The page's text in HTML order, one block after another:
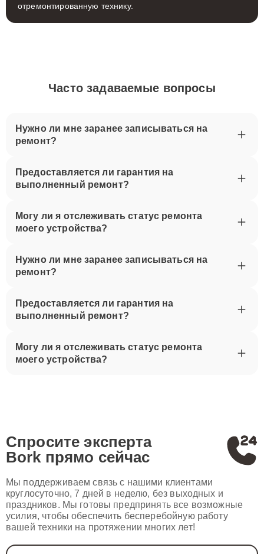
отремонтированную технику.
Часто задаваемые вопросы
Нужно ли мне заранее записываться на
ремонт?
Предоставляется ли гарантия на
выполненный ремонт?
Могу ли я отслеживать статус ремонта
моего устройства?
Нужно ли мне заранее записываться на
ремонт?
Предоставляется ли гарантия на
выполненный ремонт?
Могу ли я отслеживать статус ремонта
моего устройства?
Спросите эксперта
Bork прямо сейчас
Мы поддерживаем связь с нашими клиентами
круглосуточно, 7 дней в неделю, без выходных и
праздников. Мы готовы предпринять все возможные
усилия, чтобы обеспечить бесперебойную работу
вашей техники на протяжении многих лет!